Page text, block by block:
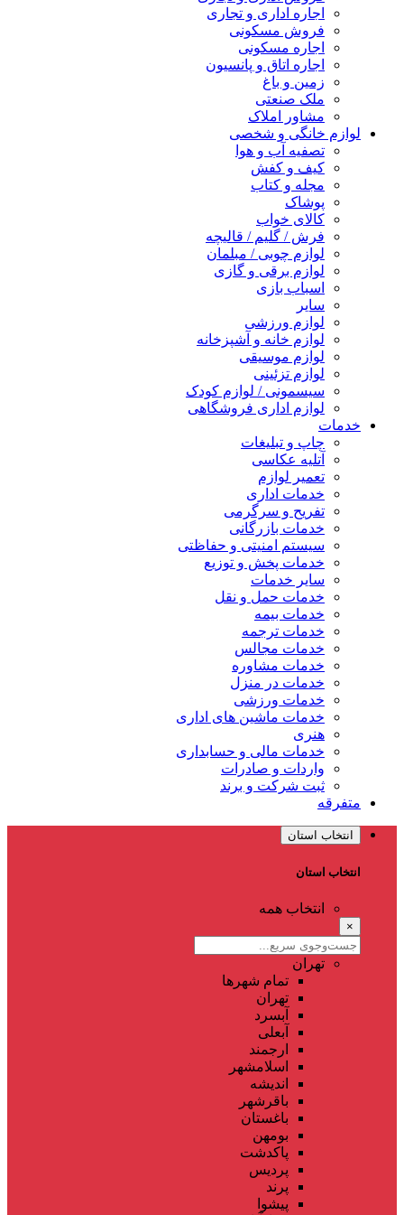
اجاره اداری و تجاری
فروش مسکونی
اجاره مسکونی
اجاره اتاق و پانسیون
زمین و باغ
ملک صنعتی
مشاور املاک
لوازم خانگی و شخصی
تصفیه آب و هوا
کیف و کفش
مجله و کتاب
پوشاک
کالای خواب
فرش / گلیم / قالیچه
لوازم چوبی / مبلمان
لوازم برقی و گازی
اسباب بازی
سایر
لوازم ورزشی
لوازم خانه و آشپزخانه
لوازم موسیقی
لوازم تزئینی
سیسمونی / لوازم کودک
لوازم اداری فروشگاهی
خدمات
چاپ و تبلیغات
آتلیه عکاسی
تعمیر لوازم
خدمات اداری
تفریح و سرگرمی
خدمات بازرگانی
سیستم امنیتی و حفاظتی
خدمات پخش و توزیع
سایر خدمات
خدمات حمل و نقل
خدمات بیمه
خدمات ترجمه
خدمات مجالس
خدمات مشاوره
خدمات در منزل
خدمات ورزشی
خدمات ماشین های اداری
هنری
خدمات مالی و حسابداری
واردات و صادرات
ثبت شرکت و برند
متفرقه
انتخاب استان
انتخاب استان
انتخاب همه
×
تهران
تمام شهر‌ها
تهران
آبسرد
آبعلی
ارجمند
اسلامشهر
اندیشه
باقرشهر
باغستان
بومهن
پاکدشت
پردیس
پرند
پیشوا